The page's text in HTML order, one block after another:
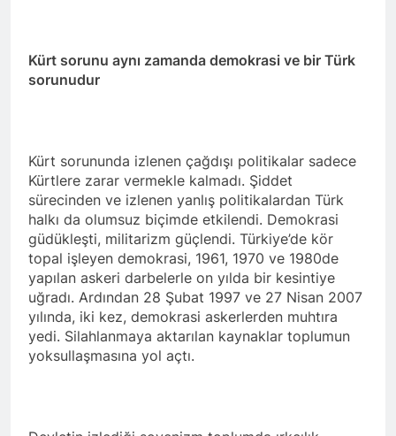
Dünya Çocuk Hakları
Hak ve Özgürlükler Partisi
HAK-PAR Elazığ il
teşkilatının 8. Olağan
kongresi 16.11.2024
tarihinde il binasında
yapıldı.
2 Yıl Ago
ÇÖZÜM VE ÇÖZÜMLEME
-2- EĞRİ CETVEL İLE
DOĞRU ÇİZGİ ÇİZİLMEZ
2 Yıl Ago
HAK-PAR Genel başkanı
Düzgün Kaplan ve
beraberindeki heyet,
Alakad/PDK Dış ilişkiler
siyasi büro başkanı Dr.
Kemal Kerküki ile görüştü
2 Yıl Ago
HAK-PAR Mersin il’i Silifke
İlçe Kongresi 9/11/2024
‘Barış ve istikrar ancak Kürt
Kürt sorunu aynı zamanda demokrasi ve bir Türk
sorunudur
Kürt sorununda izlenen çağdışı politikalar sadece
Kürtlere zarar vermekle kalmadı. Şiddet
sürecinden ve izlenen yanlış politikalardan Türk
halkı da olumsuz biçimde etkilendi. Demokrasi
güdükleşti, militarizm güçlendi. Türkiye’de kör
topal işleyen demokrasi, 1961, 1970 ve 1980de
yapılan askeri darbelerle on yılda bir kesintiye
uğradı. Ardından 28 Şubat 1997 ve 27 Nisan 2007
yılında, iki kez, demokrasi askerlerden muhtıra
yedi. Silahlanmaya aktarılan kaynaklar toplumun
yoksullaşmasına yol açtı.